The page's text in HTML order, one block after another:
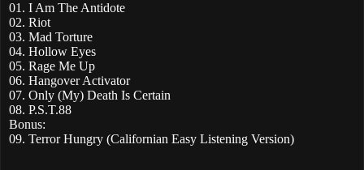
01. I Am The Antidote
02. Riot
03. Mad Torture
04. Hollow Eyes
05. Rage Me Up
06. Hangover Activator
07. Only (My) Death Is Certain
08. P.S.T.88
Bonus:
09. Terror Hungry (Californian Easy Listening Version)